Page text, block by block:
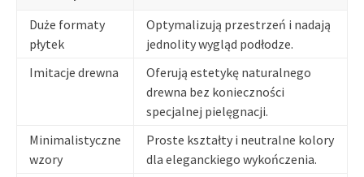
Duże formaty
płytek
Optymalizują przestrzeń i nadają
jednolity wygląd podłodze.
Imitacje drewna
Oferują estetykę naturalnego
drewna bez konieczności
specjalnej pielęgnacji.
Minimalistyczne
wzory
Proste kształty i neutralne kolory
dla eleganckiego wykończenia.